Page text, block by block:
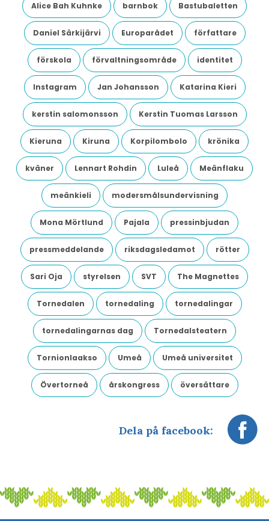
Alice Bah Kuhnke barnbok Bastubaletten
Daniel Särkijärvi Europarådet författare
förskola förvaltningsområde identitet
Instagram Jan Johansson Katarina Kieri
kerstin salomonsson Kerstin Tuomas Larsson
Kieruna Kiruna Korpilombolo krönika
kväner Lennart Rohdin Luleå Meänflaku
meänkieli modersmålsundervisning
Mona Mörtlund Pajala pressinbjudan
pressmeddelande riksdagsledamot rötter
Sari Oja styrelsen SVT The Magnettes
Tornedalen tornedaling tornedalingar
tornedalingarnas dag Tornedalsteatern
Tornionlaakso Umeå Umeå universitet
Övertorneå årskongress översättare
Dela på facebook: